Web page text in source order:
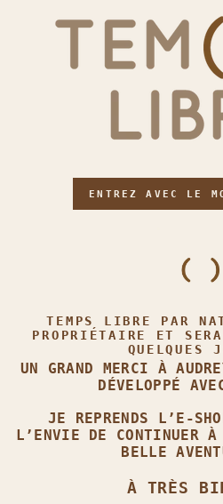
ENTREZ AVEC LE
TEMPS LIBRE PAR
PROPRIÉTAIRE ET
QUELQUES
UN GRAND MERCI À
DÉVELOPPÉ
JE REPRENDS
L’ENVIE DE CONTINUER
BELLE
À TRÈS